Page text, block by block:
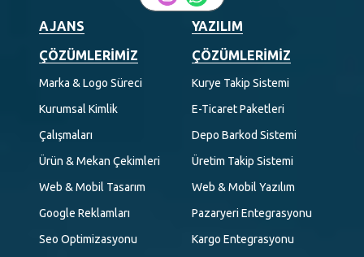
AJANS
ÇÖZÜMLERIMIZ
Marka & Logo Süreci
Kurumsal Kimlik
Çalışmaları
Ürün & Mekan Çekimleri
Web & Mobil Tasarım
Google Reklamları
Seo Optimizasyonu
YAZILIM
ÇÖZÜMLERIMIZ
Kurye Takip Sistemi
E-Ticaret Paketleri
Depo Barkod Sistemi
Üretim Takip Sistemi
Web & Mobil Yazılım
Pazaryeri Entegrasyonu
Kargo Entegrasyonu